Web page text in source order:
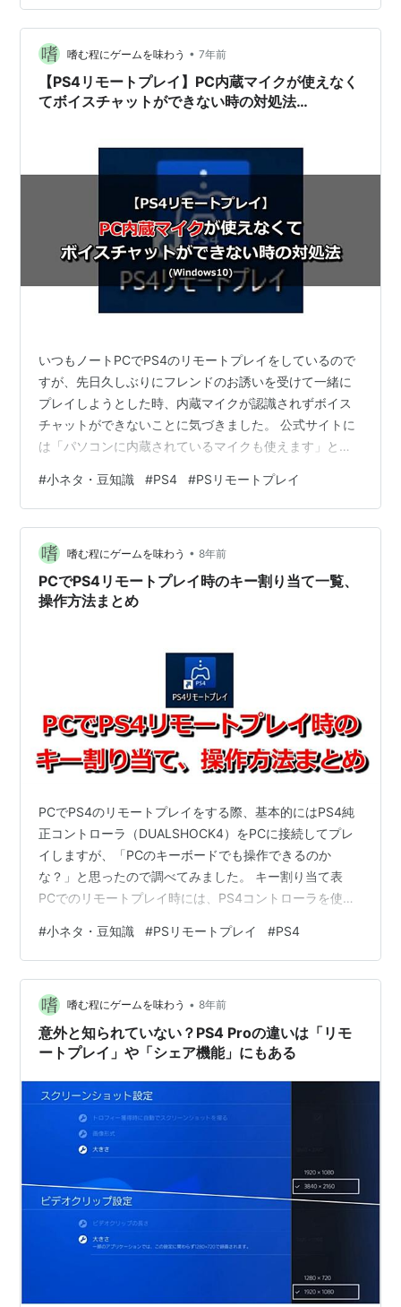
イクを利用する方法は以前の記事で書きましたが、今回
はPS4本体に付属している純正のイヤホンマイク（モノ
ラルヘッドセット）をコントローラに差してボイスチャ
ットする方法を書いていきます。 （この記事の内容は、
PCとPS…
嗜む程にゲームを味わう • 7年前
【PS4リモートプレイ】PC内蔵マイクが使えなく
てボイスチャットができない時の対処法
いつもノートPCでPS4のリモートプレイをしているので
すが、先日久しぶりにフレンドのお誘いを受けて一緒に
プレイしようとした時、内蔵マイクが認識されずボイス
チャットができないことに気づきました。 公式サイトに
は「パソコンに内蔵されているマイクも使えます」と記
てみたところ、原因が判明しましたのでここに残してお
きたいと思います。 ちなみに、PS4付属のイヤホンマイ
クでボイスチャットする方法はこちら↓ light-
gamer.com 原因：PCの設定でマイクへのアクセス許可
を全OFFにしていた PS4リモートプレイでPC内蔵マイク
を使えるようにする手…
#小ネタ・豆知識 #PS4 #PSリモートプレイ
嗜む程にゲームを味わう • 8年前
PCでPS4リモートプレイ時のキー割り当て一覧、
操作方法まとめ
PCでPS4のリモートプレイをする際、基本的にはPS4純
正コントローラ（DUALSHOCK4）をPCに接続してプレ
イしますが、「PCのキーボードでも操作できるのか
な？」と思ったので調べてみました。 キー割り当て表
PCでのリモートプレイ時には、PS4コントローラを使お
↑、→キー） ○ボタン Enterキー ×ボタン Escキー □ボ
タン - △ボタン - L1ボタン - L2ボタン - L3ボタン - R1ボ
タン - R2ボタン - R3ボタン - OPTIONSボタン 画面下部
にマウスカーソルを合わせると出てくるツールバーの
[OP…
#小ネタ・豆知識 #PSリモートプレイ #PS4
嗜む程にゲームを味わう • 8年前
意外と知られていない？PS4 Proの違いは「リモ
ートプレイ」や「シェア機能」にもある